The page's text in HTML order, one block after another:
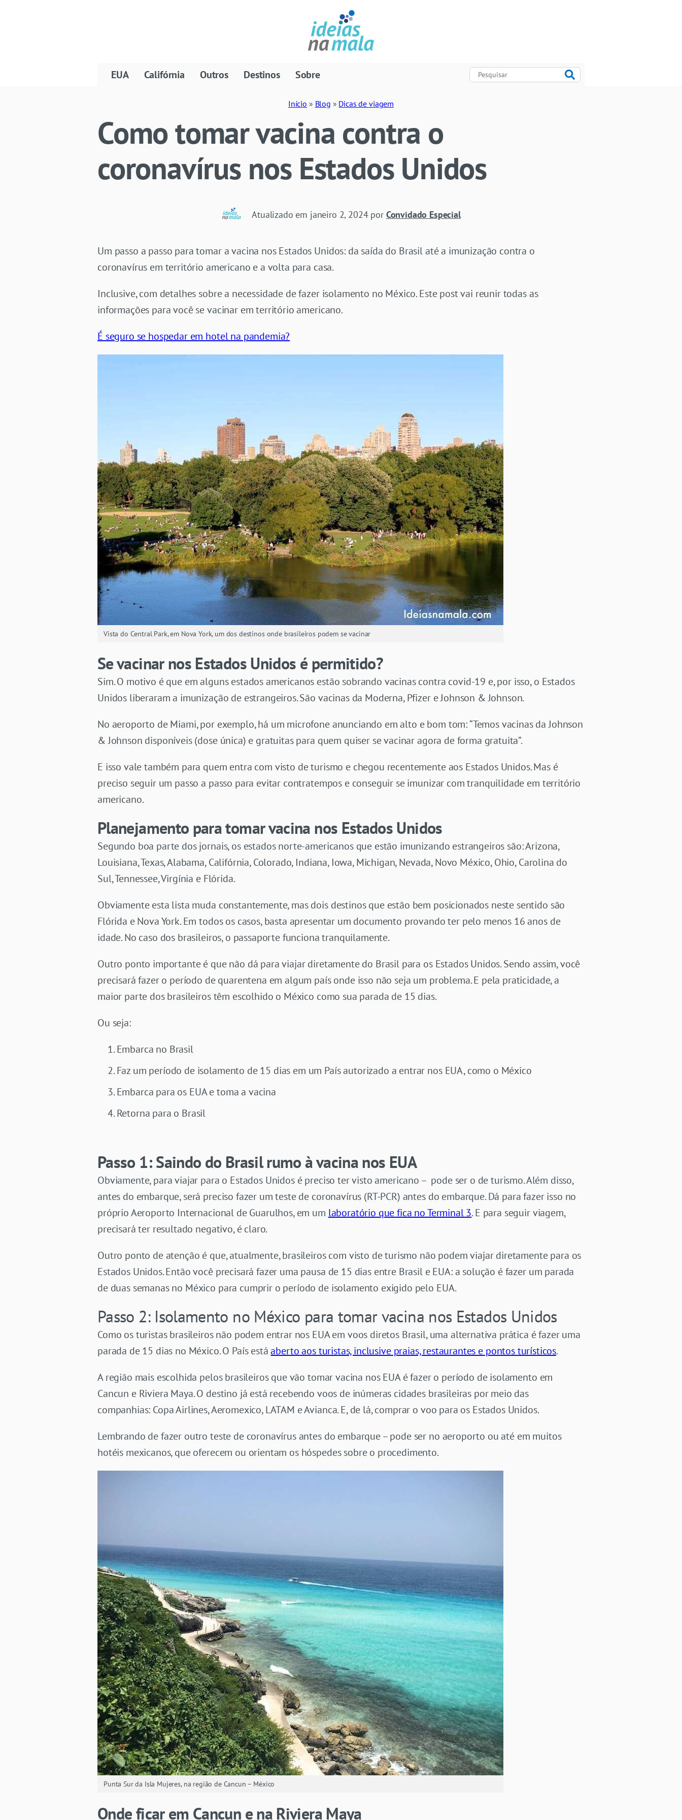
EUA Califórnia Outros Destinos Sobre
Início » Blog » Dicas de viagem
Como tomar vacina contra o
coronavírus nos Estados Unidos
Atualizado em janeiro 2, 2024por Convidado Especial
Um passo a passo para tomar a vacina nos Estados Unidos: da saída do Brasil até a imunização contra o
coronavírus em território americano e a volta para casa.
Inclusive, com detalhes sobre a necessidade de fazer isolamento no México. Este post vai reunir todas as
informações para você se vacinar em território americano.
É seguro se hospedar em hotel na pandemia?
Vista do Central Park, em Nova York, um dos destinos onde brasileiros podem se vacinar
Se vacinar nos Estados Unidos é permitido?
Sim. O motivo é que em alguns estados americanos estão sobrando vacinas contra covid-19 e, por isso, o Estados
Unidos liberaram a imunização de estrangeiros. São vacinas da Moderna, Pfizer e Johnson & Johnson.
No aeroporto de Miami, por exemplo, há um microfone anunciando em alto e bom tom: “Temos vacinas daJohnson
& Johnson disponíveis (dose única) e gratuitas para quem quiser se vacinar agora de forma gratuita”.
E isso vale também para quem entra com visto de turismo e chegou recentemente aos Estados Unidos.Mas é
preciso seguir um passo a passo para evitar contratempos e conseguir se imunizar com tranquilidade em território
americano.
Planejamento para tomar vacina nos Estados Unidos
Segundo boa parte dos jornais, os estados norte-americanos que estão imunizando estrangeiros são: Arizona,
Louisiana, Texas, Alabama, Califórnia, Colorado, Indiana, Iowa, Michigan, Nevada, Novo México, Ohio, Carolina do
Sul, Tennessee, Virgínia e Flórida.
Obviamente esta lista muda constantemente, mas dois destinos que estão bem posicionados neste sentido são
Flórida e Nova York. Em todos os casos, basta apresentar um documento provando ter pelo menos 16 anos de
idade. No caso dos brasileiros, o passaporte funciona tranquilamente.
Outro ponto importante é que não dá para viajar diretamente do Brasil para os Estados Unidos. Sendo assim, você
precisará fazer o período de quarentena em algum país onde isso não seja um problema. E pela praticidade, a
maior parte dos brasileiros têm escolhido o México como sua parada de 15 dias.
Ou seja:
Embarca no Brasil
Faz um período de isolamento de 15 dias em um País autorizado a entrar nos EUA, como o México
Embarca para os EUA e toma a vacina
Retorna para o Brasil
Passo 1: Saindo do Brasil rumo à vacina nos EUA
Obviamente, para viajar para o Estados Unidos é preciso ter visto americano – pode ser o de turismo. Além disso,
antes do embarque, será preciso fazer um teste de coronavírus (RT-PCR) antes do embarque.Dá para fazer isso no
próprio Aeroporto Internacional de Guarulhos, em um laboratório que fica no Terminal 3. E para seguir viagem,
precisará ter resultado negativo, é claro.
Outro ponto de atenção é que, atualmente, brasileiros com visto de turismo não podem viajar diretamente para os
Estados Unidos. Então você precisará fazer uma pausa de 15 dias entre Brasil e EUA: a solução é fazer um parada
de duas semanas no México para cumprir o período de isolamento exigido pelo EUA.
Passo 2: Isolamento no México para tomar vacina nos Estados Unidos
Como os turistas brasileiros não podem entrar nos EUA em voos diretos Brasil, uma alternativa prática é fazer uma
parada de 15 dias no México.O País estáaberto aos turistas, inclusive praias, restaurantes e pontos turísticos.
A região mais escolhida pelos brasileiros que vão tomar vacina nos EUA é fazer o período de isolamento em
Cancun e Riviera Maya. O destino já está recebendo voos de inúmeras cidades brasileiras por meio das
companhias: Copa Airlines, Aeromexico, LATAM e Avianca. E, de lá, comprar o voo para os Estados Unidos.
Lembrando de fazer outro teste de coronavírus antes do embarque – pode ser no aeroporto ou até em muitos
hotéis mexicanos, que oferecem ou orientam os hóspedes sobre o procedimento.
Punta Sur da Isla Mujeres, na região de Cancun – México
Onde ficar em Cancun e na Riviera Maya